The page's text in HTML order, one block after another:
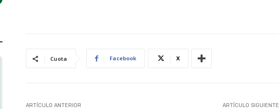
Cuota Facebook X
ARTÍCULO ANTERIOR ARTÍCULO SIGUIENTE